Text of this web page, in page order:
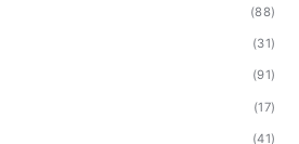
(88)
(31)
(91)
(17)
(41)